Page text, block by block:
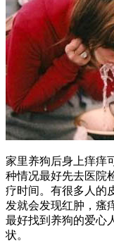
家里养狗后身上痒痒
种情况最好先去医院
疗时间。有很多人的
发就会发现红肿，瘙
最好找到养狗的爱心
状。